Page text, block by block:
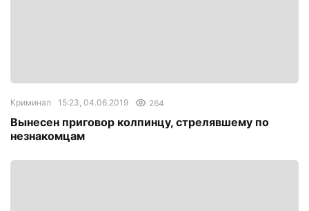
Криминал 15:23, 04.06.2019 264
Вынесен приговор колпинцу, стрелявшему по
незнакомцам